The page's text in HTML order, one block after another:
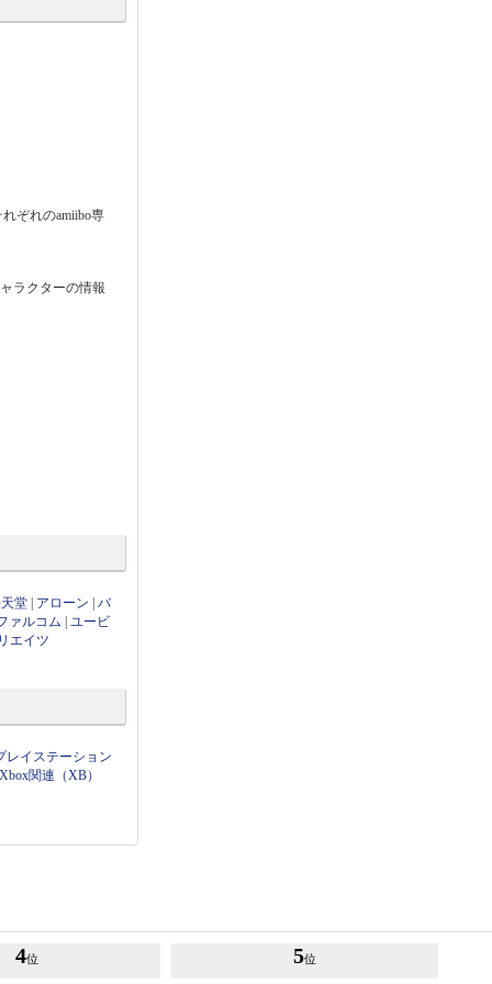
ぞれのamiibo専
ラクターの情報
堂 アローン |バ
ァルコム |ユービ
エイツ
レイステーション
Xbox関連（XB）
4位 5位